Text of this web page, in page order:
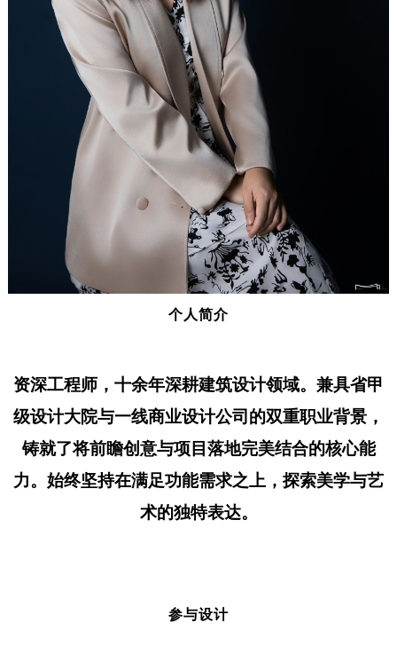
个人简介
资深工程师，十余年深耕建筑设计领域。兼具省甲
级设计大院与一线商业设计公司的双重职业背景，
铸就了将前瞻创意与项目落地完美结合的核心能
力。始终坚持在满足功能需求之上，探索美学与艺
术的独特表达。
参与设计